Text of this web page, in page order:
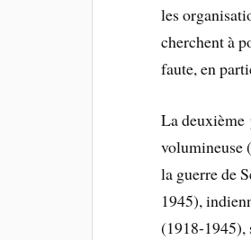
les
cherchent à
faute, en
La deuxième
volumineuse
la guerre de
1945),
(1918-1945),